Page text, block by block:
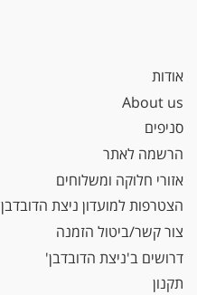
אודות
About us
סניפים
הרשמה לאתר
אזורי חלוקה ומשלוחים
הצטרפות למועדון ניצת הדובדבן
צור קשר/ביטול הזמנה
דרושים ב'ניצת הדובדבן'
תקנון